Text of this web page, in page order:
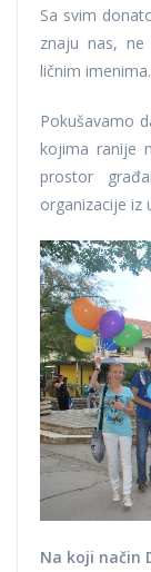
Sa svim
znaju nas,
ličnim imenima.
Pokušavamo
kojima ranije
prostor
organizacije iz
Na koji način